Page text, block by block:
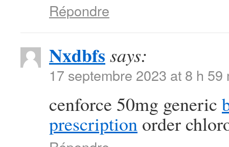
Répondre
Nxdbfs says:
17 septembre 2023 at 8 h 59
cenforce 50mg generic
prescription order